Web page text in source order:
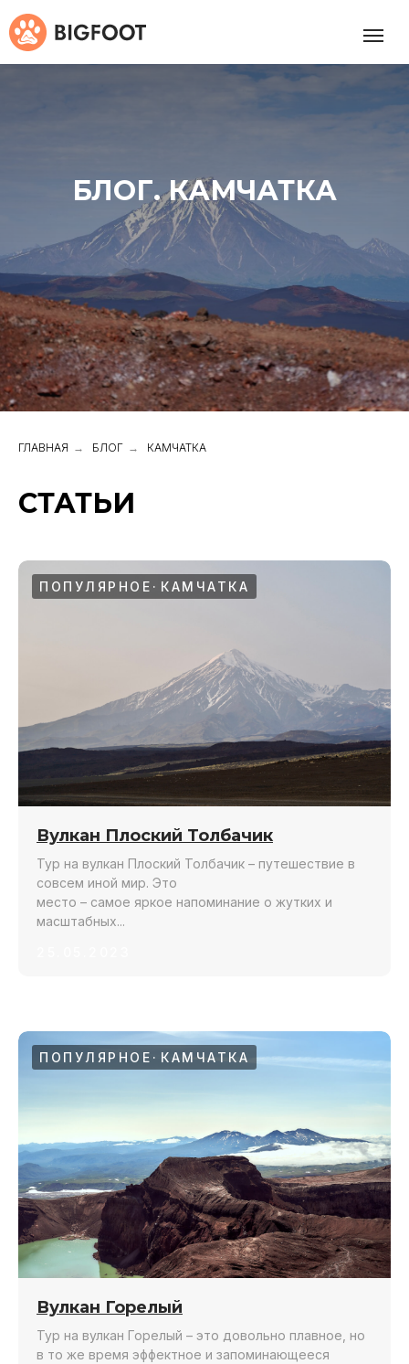
БЛОГ. КАМЧАТКА
ГЛАВНАЯ → БЛОГ → КАМЧАТКА
СТАТЬИ
ПОПУЛЯРНОЕ КАМЧАТКА
Вулкан Плоский Толбачик
Тур на вулкан Плоский Толбачик – путешествие в
совсем иной мир. Это
место – самое яркое напоминание о жутких и
масштабных...
ПОПУЛЯРНОЕ КАМЧАТКА
Вулкан Горелый
Тур на вулкан Горелый – это довольно плавное, но
в то же время эффектное и запоминающееся